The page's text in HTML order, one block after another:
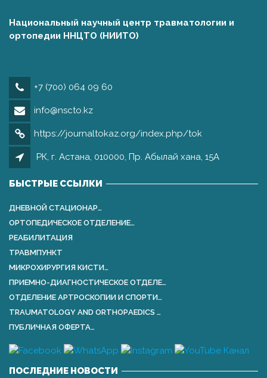
Национальный научный центр травматологии и
ортопедии ННЦТО (НИИТО)
+7 (700) 064 09 60
info@nscto.kz
https://journaltokaz.org/index.php/tok
РК, г. Астана, 010000, Пр. Абылай хана, 15А
БЫСТРЫЕ ССЫЛКИ
ДНЕВНОЙ СТАЦИОНАР…
ОРТОПЕДИЧЕСКОЕ ОТДЕЛЕНИЕ…
РЕАБИЛИТАЦИЯ
ТРАВМПУНКТ
МИКРОХИРУРГИЯ КИСТИ…
ПРИЕМНО-ДИАГНОСТИЧЕСКОЕ ОТДЕЛЕ…
ОТДЕЛЕНИЕ АРТРОСКОПИИ И СПОРТИ…
TRAUMATOLOGY AND ORTHOPАEDICS …
ПУБЛИЧНАЯ ОФЕРТА…
ПОСЛЕДНИЕ НОВОСТИ